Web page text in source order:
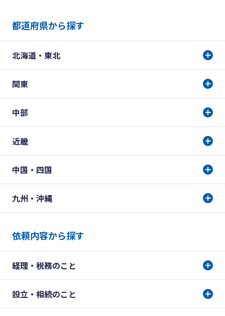
都道府県から探す
北海道・東北
関東
中部
近畿
中国・四国
九州・沖縄
依頼内容から探す
経理・税務のこと
設立・相続のこと